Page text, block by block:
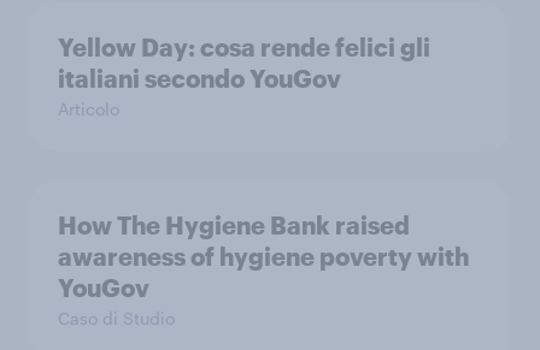
Yellow Day: cosa rende felici gli
italiani secondo YouGov
Articolo
How The Hygiene Bank raised
awareness of hygiene poverty with
YouGov
Caso di Studio